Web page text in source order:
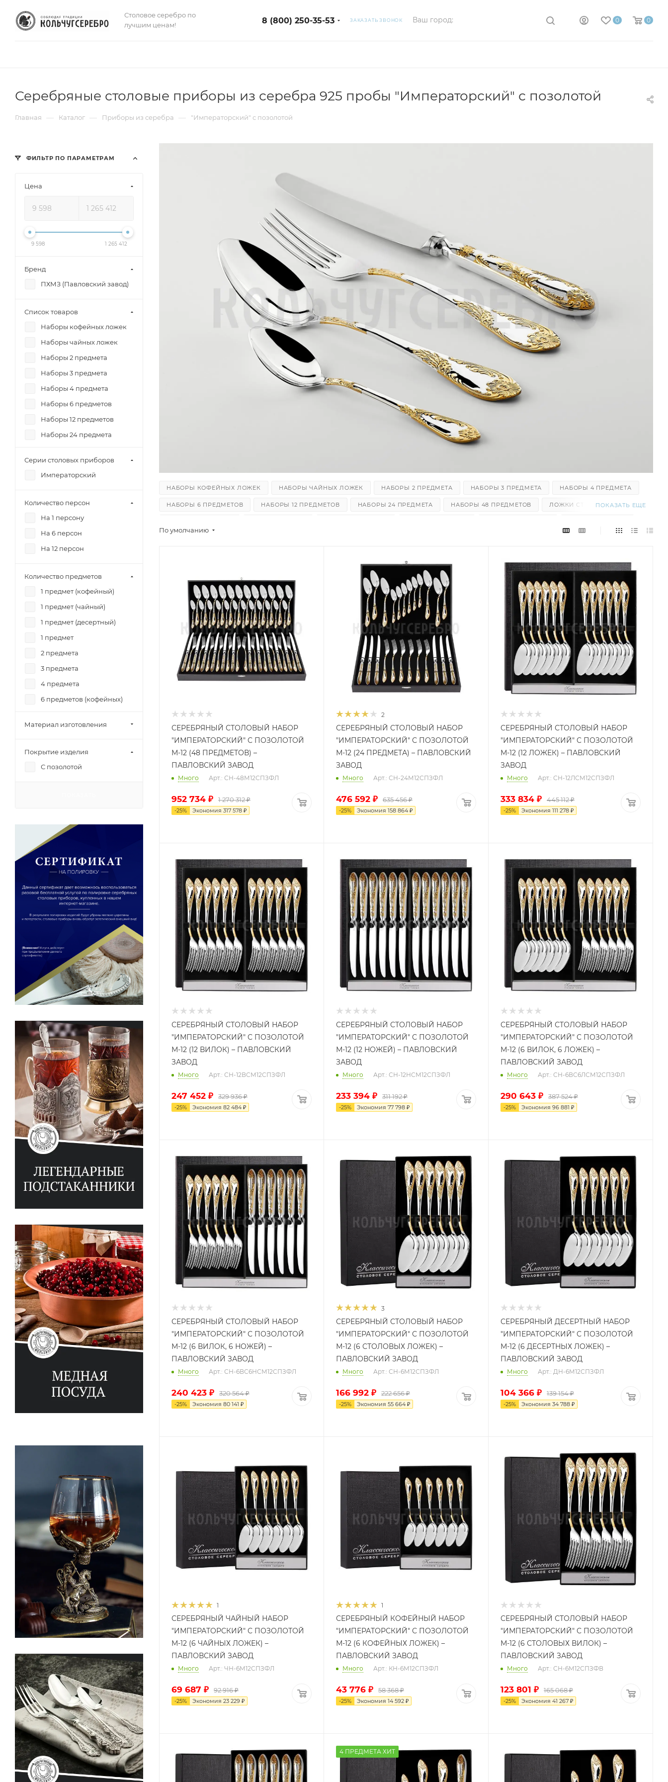
Столовое серебро по
лучшим ценам!
8 (800) 250-35-53 ЗАКАЗАТЬ ЗВОНОК Ваш город: 0 0
Серебряные столовые приборы из серебра 925 пробы "Императорский" с позолотой
Главная — Каталог — Приборы из серебра — "Императорский" с позолотой
НАБОРЫ КОФЕЙНЫХ ЛОЖЕК НАБОРЫ ЧАЙНЫХ ЛОЖЕК НАБОРЫ 2 ПРЕДМЕТА НАБОРЫ 3 ПРЕДМЕТА НАБОРЫ 4 ПРЕДМЕТА
НАБОРЫ 6 ПРЕДМЕТОВ НАБОРЫ 12 ПРЕДМЕТОВ НАБОРЫ 24 ПРЕДМЕТА НАБОРЫ 48 ПРЕДМЕТОВ ЛОЖКИ СТОЛОВЫЕПОКАЗАТЬ ЕЩЕ
По умолчанию
СЕРЕБРЯНЫЙ СТОЛОВЫЙ НАБОР
"ИМПЕРАТОРСКИЙ" С ПОЗОЛОТОЙ
М-12 (48 ПРЕДМЕТОВ) –
ПАВЛОВСКИЙ ЗАВОД
Много Арт.: СН-48М12СПЗФЛ
952 734 ₽ 1 270 312₽
-25% Экономия 317 578 ₽
2
СЕРЕБРЯНЫЙ СТОЛОВЫЙ НАБОР
"ИМПЕРАТОРСКИЙ" С ПОЗОЛОТОЙ
М-12 (24 ПРЕДМЕТА) – ПАВЛОВСКИЙ
ЗАВОД
Много Арт.: СН-24М12СПЗФЛ
476 592 ₽ 635 456₽
-25% Экономия 158 864 ₽
СЕРЕБРЯНЫЙ СТОЛОВЫЙ НАБОР
"ИМПЕРАТОРСКИЙ" С ПОЗОЛОТОЙ
М-12 (12 ЛОЖЕК) – ПАВЛОВСКИЙ
ЗАВОД
Много Арт.: СН-12ЛСМ12СПЗФЛ
333 834 ₽ 445 112₽
-25% Экономия 111 278 ₽
СЕРЕБРЯНЫЙ СТОЛОВЫЙ НАБОР
"ИМПЕРАТОРСКИЙ" С ПОЗОЛОТОЙ
М-12 (12 ВИЛОК) – ПАВЛОВСКИЙ
ЗАВОД
Много Арт.: СН-12ВСМ12СПЗФЛ
247 452 ₽ 329 936₽
-25% Экономия 82 484 ₽
СЕРЕБРЯНЫЙ СТОЛОВЫЙ НАБОР
"ИМПЕРАТОРСКИЙ" С ПОЗОЛОТОЙ
М-12 (12 НОЖЕЙ) – ПАВЛОВСКИЙ
ЗАВОД
Много Арт.: СН-12НСМ12СПЗФЛ
233 394 ₽ 311 192₽
-25% Экономия 77 798 ₽
СЕРЕБРЯНЫЙ СТОЛОВЫЙ НАБОР
"ИМПЕРАТОРСКИЙ" С ПОЗОЛОТОЙ
М-12 (6 ВИЛОК, 6 ЛОЖЕК) –
ПАВЛОВСКИЙ ЗАВОД
Много Арт.: СН-6ВС6ЛСМ12СПЗФЛ
290 643 ₽ 387 524₽
-25% Экономия 96 881 ₽
СЕРЕБРЯНЫЙ СТОЛОВЫЙ НАБОР
"ИМПЕРАТОРСКИЙ" С ПОЗОЛОТОЙ
М-12 (6 ВИЛОК, 6 НОЖЕЙ) –
ПАВЛОВСКИЙ ЗАВОД
Много Арт.: СН-6ВС6НСМ12СПЗФЛ
240 423 ₽ 320 564₽
-25% Экономия 80 141 ₽
3
СЕРЕБРЯНЫЙ СТОЛОВЫЙ НАБОР
"ИМПЕРАТОРСКИЙ" С ПОЗОЛОТОЙ
М-12 (6 СТОЛОВЫХ ЛОЖЕК) –
ПАВЛОВСКИЙ ЗАВОД
Много Арт.: СН-6М12СПЗФЛ
166 992 ₽ 222 656₽
-25% Экономия 55 664 ₽
СЕРЕБРЯНЫЙ ДЕСЕРТНЫЙ НАБОР
"ИМПЕРАТОРСКИЙ" С ПОЗОЛОТОЙ
М-12 (6 ДЕСЕРТНЫХ ЛОЖЕК) –
ПАВЛОВСКИЙ ЗАВОД
Много Арт.: ДН-6М12СПЗФЛ
104 366 ₽ 139 154₽
-25% Экономия 34 788 ₽
1
СЕРЕБРЯНЫЙ ЧАЙНЫЙ НАБОР
"ИМПЕРАТОРСКИЙ" С ПОЗОЛОТОЙ
М-12 (6 ЧАЙНЫХ ЛОЖЕК) –
ПАВЛОВСКИЙ ЗАВОД
Много Арт.: ЧН-6М12СПЗФЛ
69 687 ₽ 92 916₽
-25% Экономия 23 229 ₽
1
СЕРЕБРЯНЫЙ КОФЕЙНЫЙ НАБОР
"ИМПЕРАТОРСКИЙ" С ПОЗОЛОТОЙ
М-12 (6 КОФЕЙНЫХ ЛОЖЕК) –
ПАВЛОВСКИЙ ЗАВОД
Много Арт.: КН-6М12СПЗФЛ
43 776 ₽ 58 368₽
-25% Экономия 14 592 ₽
СЕРЕБРЯНЫЙ СТОЛОВЫЙ НАБОР
"ИМПЕРАТОРСКИЙ" С ПОЗОЛОТОЙ
М-12 (6 СТОЛОВЫХ ВИЛОК) –
ПАВЛОВСКИЙ ЗАВОД
Много Арт.: СН-6М12СПЗФВ
123 801 ₽ 165 068₽
-25% Экономия 41 267 ₽
4 ПРЕДМЕТА ХИТ
ФИЛЬТР ПО ПАРАМЕТРАМ
Цена
9 598 1 265 412
Бренд
ПХМЗ (Павловский завод)
Список товаров
Наборы кофейных ложек
Наборы чайных ложек
Наборы 2 предмета
Наборы 3 предмета
Наборы 4 предмета
Наборы 6 предметов
Наборы 12 предметов
Наборы 24 предмета
Ложки столовые
Ложки десертные
Серии столовых приборов
Императорский
Количество персон
На 1 персону
На 6 персон
На 12 персон
Количество предметов
1 предмет (кофейный)
1 предмет (чайный)
1 предмет (десертный)
1 предмет
2 предмета
3 предмета
4 предмета
6 предметов (кофейных)
6 предметов (десертных)
Материал изготовления
Покрытие изделия
С позолотой